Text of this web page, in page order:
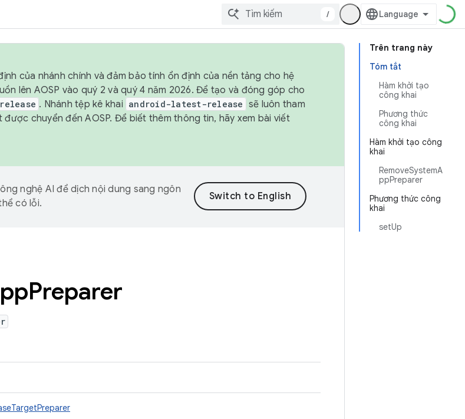
/
Trên trang này
Tóm tắt
Hàm khởi tạo
công khai
Phương thức
công khai
Hàm khởi tạo công
khai
RemoveSystemA
ppPreparer
Phương thức công
khai
setUp
của nhánh chính và đảm bảo tính ổn định của nền tảng cho hệ
lên AOSP vào quý 2 và quý 4 năm 2026. Để tạo và đóng góp cho
. Nhánh tệp kê khai android-latest-release sẽ luôn tham
chuyển đến AOSP. Để biết thêm thông tin, hãy xem bài viết
nghệ AI để dịch nội dung sang ngôn
có lỗi.
Preparer